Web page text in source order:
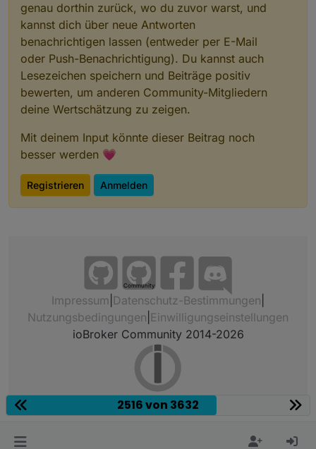
genau dorthin zurück, wo du zuvor warst, und
kannst dich über neue Antworten
benachrichtigen lassen (entweder per E-Mail
oder Push-Benachrichtigung). Du kannst auch
Lesezeichen speichern und Beiträge positiv
bewerten, um anderen Community-Mitgliedern
deine Wertschätzung zu zeigen.
Mit deinem Input könnte dieser Beitrag noch
besser werden 💗
Registrieren Anmelden
Community
Impressum Datenschutz-Bestimmungen
Nutzungsbedingungen Einwilligungseinstellungen
ioBroker Community 2014-2026
2516 von 3632